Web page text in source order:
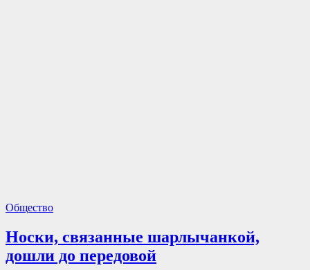
Общество
Носки, связанные шарлычанкой,
дошли до передовой